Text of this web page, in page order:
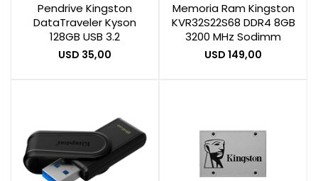
Pendrive Kingston
DataTraveler Kyson
128GB USB 3.2
USD 35,00
Memoria Ram Kingston
KVR32S22S68 DDR4 8GB
3200 MHz Sodimm
USD 149,00
Smart Home
Movilidad Eléctrica